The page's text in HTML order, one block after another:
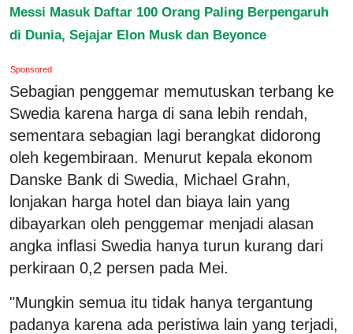
Messi Masuk Daftar 100 Orang Paling Berpengaruh
di Dunia, Sejajar Elon Musk dan Beyonce
Sponsored
Sebagian penggemar memutuskan terbang ke
Swedia karena harga di sana lebih rendah,
sementara sebagian lagi berangkat didorong
oleh kegembiraan. Menurut kepala ekonom
Danske Bank di Swedia, Michael Grahn,
lonjakan harga hotel dan biaya lain yang
dibayarkan oleh penggemar menjadi alasan
angka inflasi Swedia hanya turun kurang dari
perkiraan 0,2 persen pada Mei.
"Mungkin semua itu tidak hanya tergantung
padanya karena ada peristiwa lain yang terjadi,